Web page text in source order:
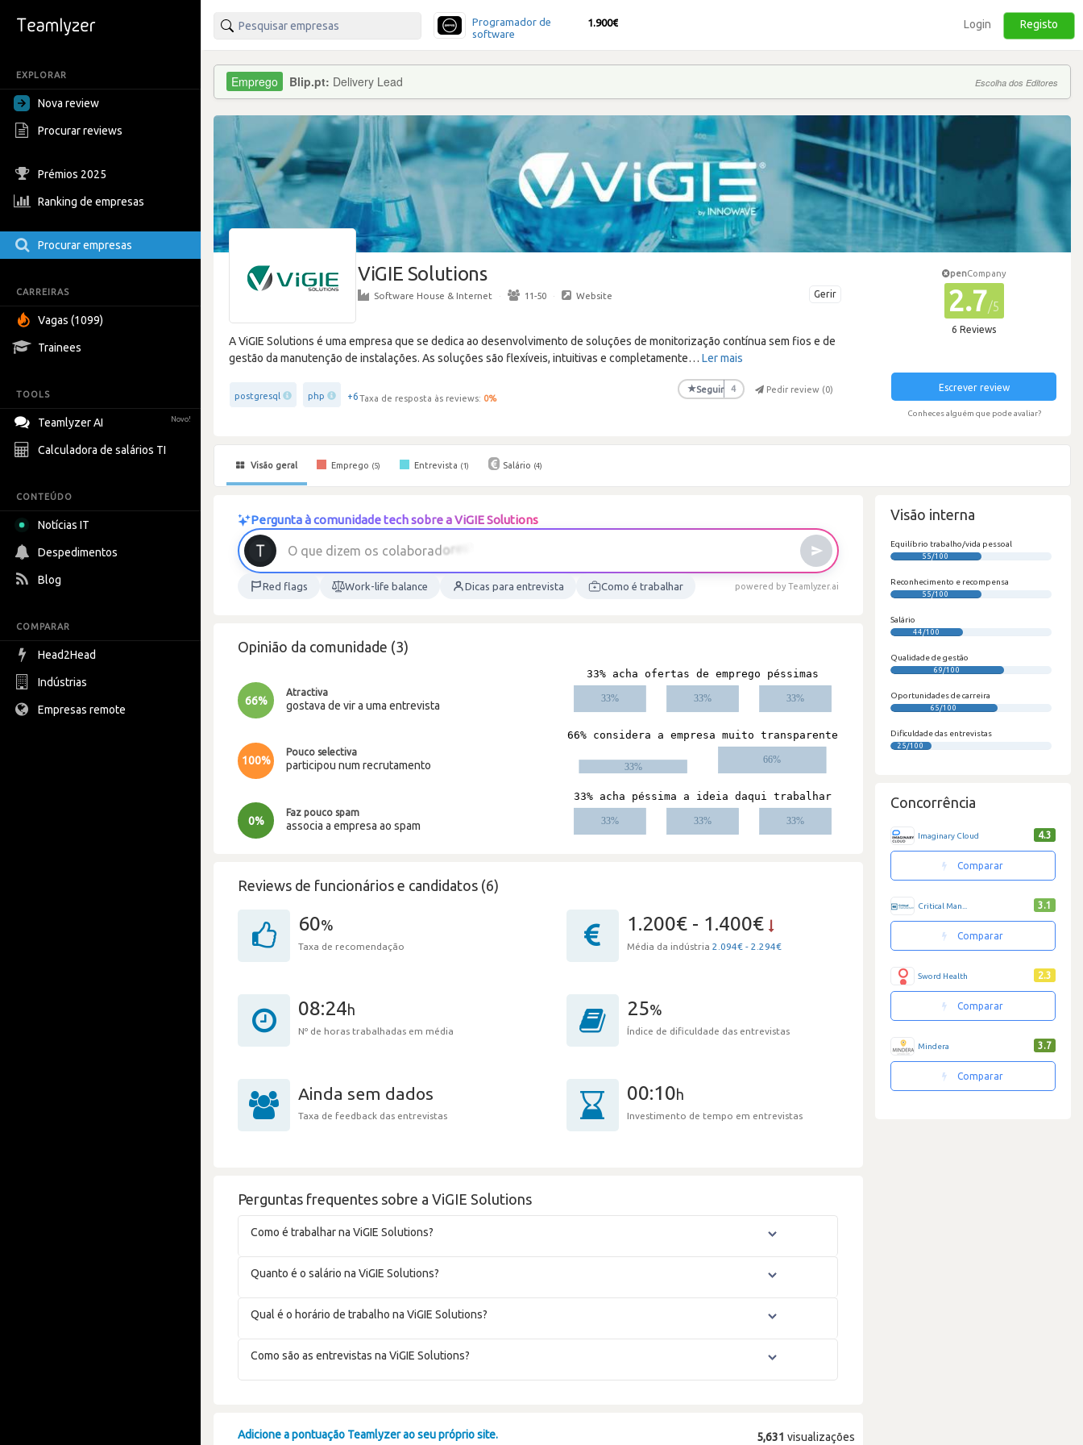
EXPLORAR
Nova review
Procurar reviews
Prémios 2025
Ranking de empresas
Procurar empresas
CARREIRAS
Vagas (1099)
Trainees
TOOLS
Teamlyzer AI Novo!
Calculadora de salários TI
CONTEÚDO
Notícias IT
Despedimentos
Blog
COMPARAR
Head2Head
Indústrias
Empresas remote
Programador de
software
1.900€ Login Registo
Blip.pt: Delivery Lead Escolha dos Editores
ViGIE Solutions
Gerir
Software House & Internet · 11-50 · Website
A ViGIE Solutions é uma empresa que se dedica ao desenvolvimento de soluções de monitorização contínua sem fios e de
gestão da manutenção de instalações. As soluções são flexíveis, intuitivas e completamente… Ler mais
postgresql php +6Taxa de resposta às reviews: 0%
★Seguir 4 Pedir review (0)
penCompany
2.7/5
6 Reviews
Escrever review
Conheces alguém que pode avaliar?
Visão geral Emprego (5) Entrevista (1) Salário (4)
Pergunta à comunidade tech sobre a ViGIE Solutions
Red flags Work-life balance Dicas para entrevista Como é trabalhar powered by Teamlyzer.ai
Opinião da comunidade (3)
66%
Atractiva
gostava de vir a uma entrevista
100%
Pouco selectiva
participou num recrutamento
0%
Faz pouco spam
associa a empresa ao spam
Reviews de funcionários e candidatos (6)
60%
Taxa de recomendação
1.200€ - 1.400€
Média da indústria 2.094€ - 2.294€
08:24h
Nº de horas trabalhadas em média
25%
Índice de dificuldade das entrevistas
Ainda sem dados
Taxa de feedback das entrevistas
00:10h
Investimento de tempo em entrevistas
Perguntas frequentes sobre a ViGIE Solutions
Como é trabalhar na ViGIE Solutions?
Quanto é o salário na ViGIE Solutions?
Qual é o horário de trabalho na ViGIE Solutions?
Como são as entrevistas na ViGIE Solutions?
5,631 visualizações
Adicione a pontuação Teamlyzer ao seu próprio site.
Visão interna
Equilíbrio trabalho/vida pessoal
55/100
Reconhecimento e recompensa
55/100
Salário
44/100
Qualidade de gestão
69/100
Oportunidades de carreira
65/100
Dificuldade das entrevistas
25/100
Concorrência
Imaginary Cloud 4.3
Comparar
Critical Man... 3.1
Comparar
Sword Health 2.3
Comparar
Mindera 3.7
Comparar